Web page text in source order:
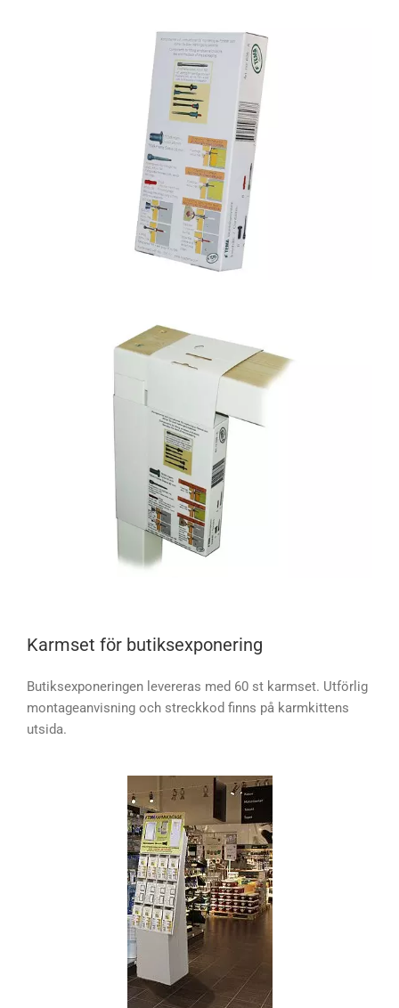
Karmset för butiksexponering
Butiksexponeringen levereras med 60 st karmset. Utförlig
montageanvisning och streckkod finns på karmkittens
utsida.